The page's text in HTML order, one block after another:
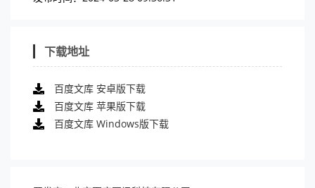
下载地址
百度文库 安卓版下载
百度文库 苹果版下载
百度文库 Windows版下载